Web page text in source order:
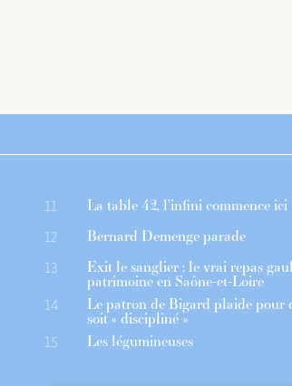
11 La table 42, l’infini commence ici
12 Bernard Demenge parade
13 Exit le sanglier : le vrai repas
patrimoine en Saône-et-Loire
14 Le patron de Bigard plaide pour
soit « discipliné »
15 Les légumineuses